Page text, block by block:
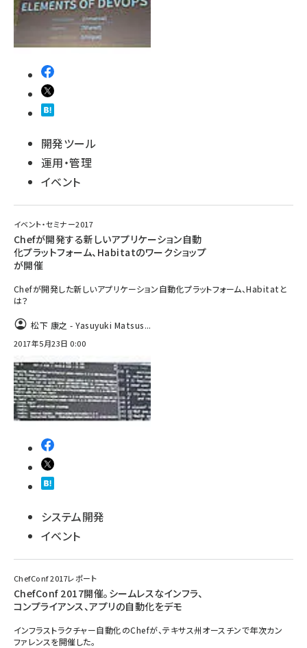
開発ツール
運用・管理
イベント
イベント・セミナー2017
Chefが開発する新しいアプリケーション自動
化プラットフォーム、Habitatのワークショップ
が開催
Chefが開発した新しいアプリケーション自動化プラットフォーム、Habitatと
は？
松下 康之 - Yasuyuki Matsus...
2017年5月23日 0:00
システム開発
イベント
ChefConf 2017レポート
ChefConf 2017開催。シームレスなインフラ、
コンプライアンス、アプリの自動化をデモ
インフラストラクチャー自動化のChefが、テキサス州オースチンで年次カン
ファレンスを開催した。